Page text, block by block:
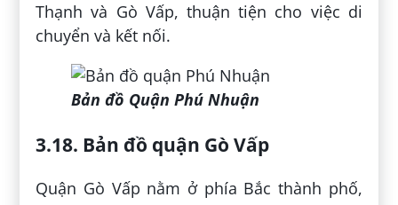
Thạnh và Gò Vấp, thuận tiện cho việc di
chuyển và kết nối.
Bản đồ Quận Phú Nhuận
3.18. Bản đồ quận Gò Vấp
Quận Gò Vấp nằm ở phía Bắc thành phố,